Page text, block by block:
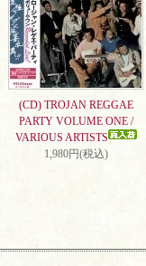
(CD) TROJAN REGGAE
PARTY VOLUME ONE /
VARIOUS ARTISTS
1,980円(税込)